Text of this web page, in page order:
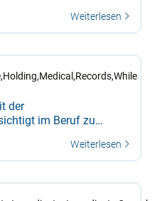
Weiterlesen
der
im Beruf zu
Weiterlesen